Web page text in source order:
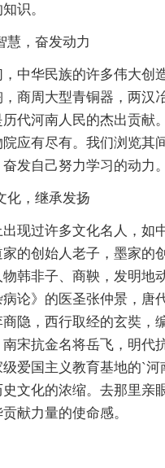
识。
，奋发动力
华民族的许多伟大创
商周大型青铜器，两汉
代河南人民的杰出贡献
应有尽有。我们浏览其
发自己努力学习的动力。
，继承发扬
过许多文化名人，如
的创始人老子，墨家的
韩非子、商鞅，发明地
论》的医圣张仲景，唐
商隐，西行取经的玄奘，
宋抗金名将岳飞，明代
爱国主义教育基地的`河
文化的浓缩。去那里亲
献力量的使命感。